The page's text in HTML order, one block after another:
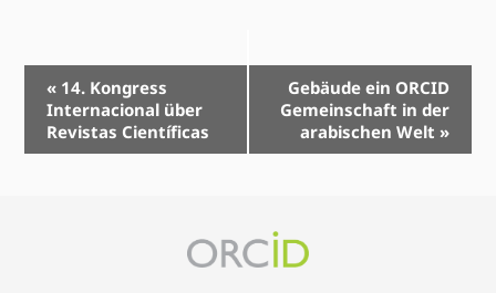
Event-
Navigation
« 14. Kongress
Internacional über
Revistas Científicas
Gebäude ein ORCID
Gemeinschaft in der
arabischen Welt »